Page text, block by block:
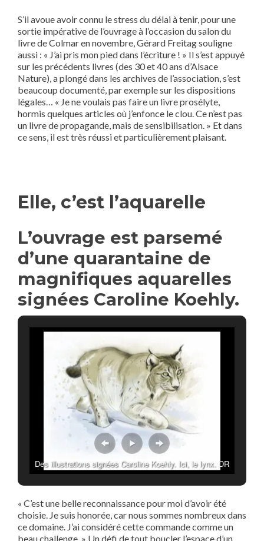
S’il avoue avoir connu le stress du délai à tenir, pour une
sortie impérative de l’ouvrage à l’occasion du salon du
livre de Colmar en novembre, Gérard Freitag souligne
aussi : « J’ai pris mon pied dans l’écriture ! » Il s’est appuyé
sur les précédents livres (des 30 et 40 ans d’Alsace
Nature), a plongé dans les archives de l’association, s’est
beaucoup documenté, par exemple sur les dispositions
légales… « Je ne voulais pas faire un livre prosélyte,
hormis quelques articles où j’enfonce le clou. Ce n’est pas
un livre de propagande, mais de sensibilisation. » Et dans
ce sens, il est très réussi et particulièrement plaisant.
Elle, c’est l’aquarelle
L’ouvrage est parsemé
d’une quarantaine de
magnifiques aquarelles
signées Caroline Koehly.
Des illustrations signées Caroline Koehly. Ici, le lynx. DR
« C’est une bellereconnaissance pour moi d’avoir été
choisie. Je suis honorée, car nous sommes nombreux dans
ce domaine. J’ai considéré cette commande comme un
beau challenge. » Un défi de tout boucler l’espace d’un